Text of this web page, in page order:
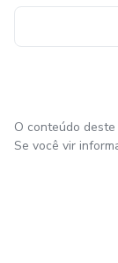
O conteúdo
Se você vir